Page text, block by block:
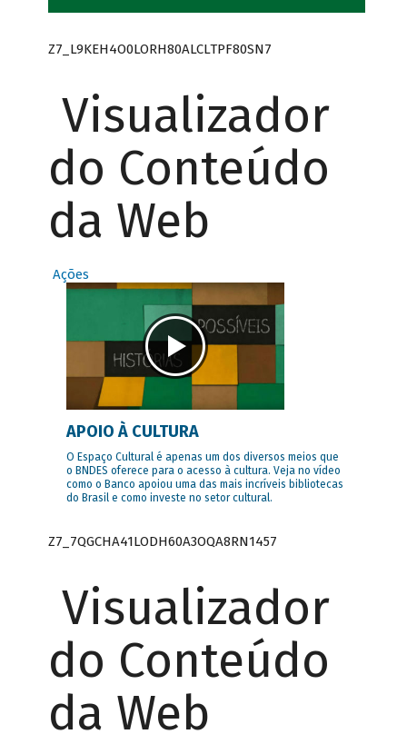
Z7_L9KEH4O0LORH80ALCLTPF80SN7
Visualizador
do Conteúdo
da Web
Ações
APOIO À CULTURA
O Espaço Cultural é apenas um dos diversos meios que
o BNDES oferece para o acesso à cultura. Veja no vídeo
como o Banco apoiou uma das mais incríveis bibliotecas
do Brasil e como investe no setor cultural.
Z7_7QGCHA41LODH60A3OQA8RN1457
Visualizador
do Conteúdo
da Web